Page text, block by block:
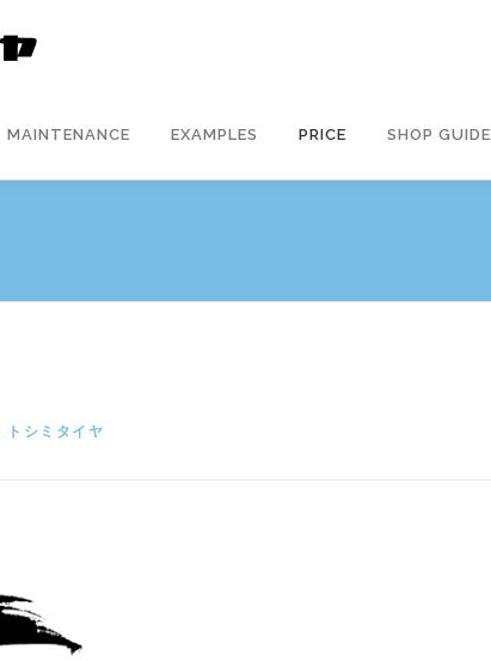
MAINTENANCE EXAMPLES PRICE SHOP GUIDE
トシミタイヤ